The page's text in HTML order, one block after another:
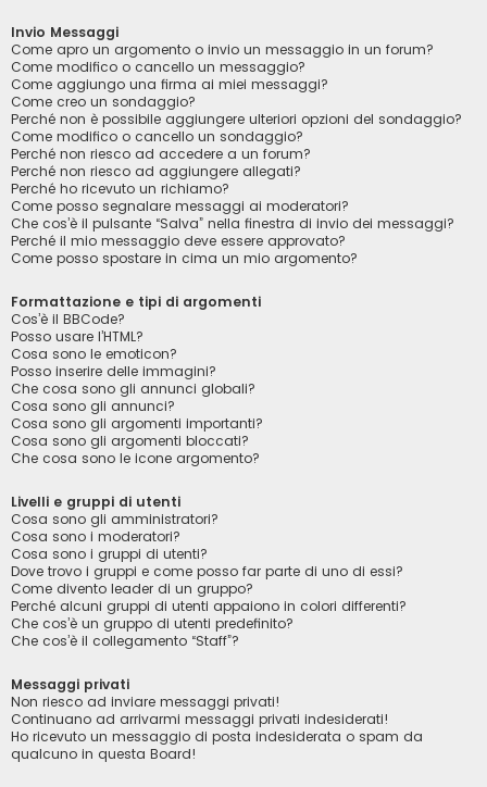
Invio Messaggi
Come apro un argomento o invio un messaggio in un forum?
Come modifico o cancello un messaggio?
Come aggiungo una firma ai miei messaggi?
Come creo un sondaggio?
Perché non è possibile aggiungere ulteriori opzioni del sondaggio?
Come modifico o cancello un sondaggio?
Perché non riesco ad accedere a un forum?
Perché non riesco ad aggiungere allegati?
Perché ho ricevuto un richiamo?
Come posso segnalare messaggi ai moderatori?
Che cos’è il pulsante “Salva” nella finestra di invio dei messaggi?
Perché il mio messaggio deve essere approvato?
Come posso spostare in cima un mio argomento?
Formattazione e tipi di argomenti
Cos’è il BBCode?
Posso usare l’HTML?
Cosa sono le emoticon?
Posso inserire delle immagini?
Che cosa sono gli annunci globali?
Cosa sono gli annunci?
Cosa sono gli argomenti importanti?
Cosa sono gli argomenti bloccati?
Che cosa sono le icone argomento?
Livelli e gruppi di utenti
Cosa sono gli amministratori?
Cosa sono i moderatori?
Cosa sono i gruppi di utenti?
Dove trovo i gruppi e come posso far parte di uno di essi?
Come divento leader di un gruppo?
Perché alcuni gruppi di utenti appaiono in colori differenti?
Che cos’è un gruppo di utenti predefinito?
Che cos’è il collegamento “Staff”?
Messaggi privati
Non riesco ad inviare messaggi privati!
Continuano ad arrivarmi messaggi privati indesiderati!
Ho ricevuto un messaggio di posta indesiderata o spam da
qualcuno in questa Board!